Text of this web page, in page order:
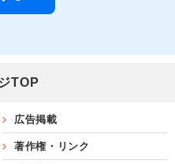
TOP
広告掲載
著作権・リンク